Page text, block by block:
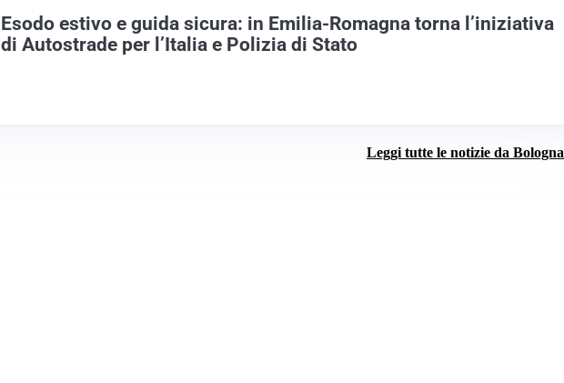
Esodo estivo e guida sicura: in Emilia-Romagna torna l’iniziativa
di Autostrade per l’Italia e Polizia di Stato
Leggi tutte le notizie da Bologna